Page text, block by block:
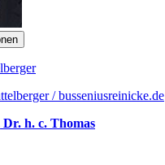
/ busseniusreinicke.de
Dr. h. c. Thomas